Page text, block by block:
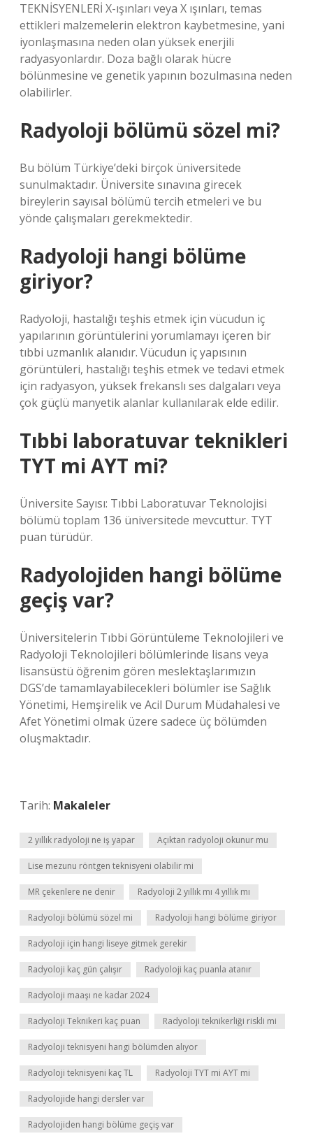
TEKNİSYENLERİ X-ışınları veya X ışınları, temas
ettikleri malzemelerin elektron kaybetmesine, yani
iyonlaşmasına neden olan yüksek enerjili
radyasyonlardır. Doza bağlı olarak hücre
bölünmesine ve genetik yapının bozulmasına neden
olabilirler.
Radyoloji bölümü sözel mi?
Bu bölüm Türkiye’deki birçok üniversitede
sunulmaktadır. Üniversite sınavına girecek
bireylerin sayısal bölümü tercih etmeleri ve bu
yönde çalışmaları gerekmektedir.
Radyoloji hangi bölüme
giriyor?
Radyoloji, hastalığı teşhis etmek için vücudun iç
yapılarının görüntülerini yorumlamayı içeren bir
tıbbi uzmanlık alanıdır. Vücudun iç yapısının
görüntüleri, hastalığı teşhis etmek ve tedavi etmek
için radyasyon, yüksek frekanslı ses dalgaları veya
çok güçlü manyetik alanlar kullanılarak elde edilir.
Tıbbi laboratuvar teknikleri
TYT mi AYT mi?
Üniversite Sayısı: Tıbbi Laboratuvar Teknolojisi
bölümü toplam 136 üniversitede mevcuttur. TYT
puan türüdür.
Radyolojiden hangi bölüme
geçiş var?
Üniversitelerin Tıbbi Görüntüleme Teknolojileri ve
Radyoloji Teknolojileri bölümlerinde lisans veya
lisansüstü öğrenim gören meslektaşlarımızın
DGS’de tamamlayabilecekleri bölümler ise Sağlık
Yönetimi, Hemşirelik ve Acil Durum Müdahalesi ve
Afet Yönetimi olmak üzere sadece üç bölümden
oluşmaktadır.
Tarih: Makaleler
2 yıllık radyoloji ne iş yapar Açıktan radyoloji okunur mu
Lise mezunu röntgen teknisyeni olabilir mi
MR çekenlere ne denir Radyoloji 2 yıllık mı 4 yıllık mı
Radyoloji bölümü sözel mi Radyoloji hangi bölüme giriyor
Radyoloji için hangi liseye gitmek gerekir
Radyoloji kaç gün çalışır Radyoloji kaç puanla atanır
Radyoloji maaşı ne kadar 2024
Radyoloji Teknikeri kaç puan Radyoloji teknikerliği riskli mi
Radyoloji teknisyeni hangi bölümden alıyor
Radyoloji teknisyeni kaç TL Radyoloji TYT mi AYT mi
Radyolojide hangi dersler var
Radyolojiden hangi bölüme geçiş var